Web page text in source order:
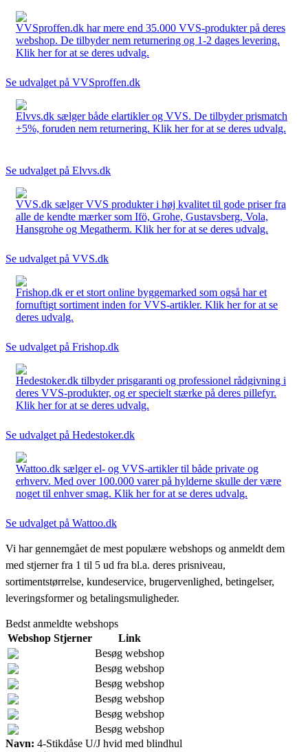
VVSproffen.dk har mere end 35.000 VVS-produkter på deres
webshop. De tilbyder nem returnering og 1-2 dages levering.
Klik her for at se deres udvalg.
Se udvalget på VVSproffen.dk
Elvvs.dk sælger både elartikler og VVS. De tilbyder prismatch
+5%, foruden nem returnering. Klik her for at se deres udvalg.
Se udvalget på Elvvs.dk
VVS.dk sælger VVS produkter i høj kvalitet til gode priser fra
alle de kendte mærker som Ifö, Grohe, Gustavsberg, Vola,
Hansgrohe og Megatherm. Klik her for at se deres udvalg.
Se udvalget på VVS.dk
Frishop.dk er et stort online byggemarked som også har et
fornuftigt sortiment inden for VVS-artikler. Klik her for at se
deres udvalg.
Se udvalget på Frishop.dk
Hedestoker.dk tilbyder prisgaranti og professionel rådgivning i
deres VVS-produkter, og er specielt stærke på deres pillefyr.
Klik her for at se deres udvalg.
Se udvalget på Hedestoker.dk
Wattoo.dk sælger el- og VVS-artikler til både private og
erhverv. Med over 100.000 varer på hylderne skulle der være
noget til enhver smag. Klik her for at se deres udvalg.
Se udvalget på Wattoo.dk
Vi har gennemgået de mest populære webshops og anmeldt dem
med stjerner fra 1 til 5 ud fra bl.a. deres prisniveau,
sortimentstørrelse, kundeservice, brugervenlighed, betingelser,
leveringsformer og betalingsmuligheder.
Bedst anmeldte webshops
Webshop Stjerner
Link
Besøg webshop
Besøg webshop
Besøg webshop
Besøg webshop
Besøg webshop
Besøg webshop
Navn: 4-Stikdåse U/J hvid med blindhul